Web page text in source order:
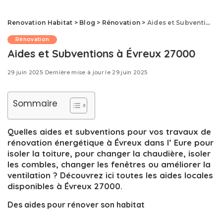
Renovation Habitat > Blog > Rénovation > Aides et Subventions à Évreux 27000
Rénovation
Aides et Subventions à Évreux 27000
29 juin 2025 Dernière mise à jour le 29 juin 2025
Sommaire
Quelles aides et subventions pour vos travaux de
rénovation énergétique à Évreux dans l’ Eure pour
isoler la toiture, pour changer la chaudière, isoler
les combles, changer les fenêtres ou améliorer la
ventilation ? Découvrez ici toutes les aides locales
disponibles à Évreux 27000.
Des aides pour rénover son habitat